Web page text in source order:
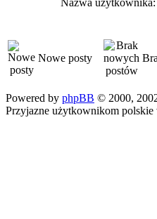
Nazwa użytkownika:
Nowe posty
Powered by phpBB © 2000,
Przyjazne użytkownikom